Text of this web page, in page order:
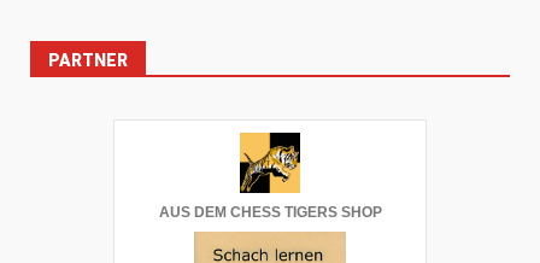
PARTNER
AUS DEM CHESS TIGERS SHOP